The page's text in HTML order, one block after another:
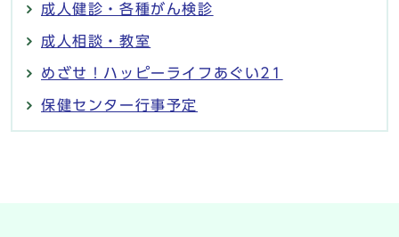
成人健診・各種がん検診
成人相談・教室
めざせ！ハッピーライフあぐい21
保健センター行事予定